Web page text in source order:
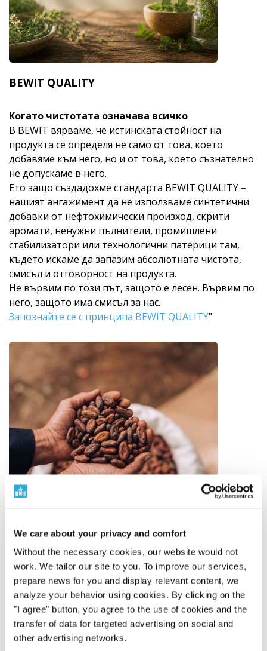
We care about your privacy and comfort
Without the necessary cookies, our website would not
work. We tailor our site to you. To improve our services,
prepare news for you and display relevant content, we
analyze your behavior using cookies. By clicking on the
"I agree" button, you agree to the use of cookies and the
transfer of data for targeted advertising on social and
other advertising networks.
BEWIT QUALITY
Когато чистотата означава всичко
В BEWIT вярваме, че истинската стойност на
продукта се определя не само от това, което
добавяме към него, но и от това, което съзнателно
не допускаме в него.
Ето защо създадохме стандарта BEWIT QUALITY –
нашият ангажимент да не използваме синтетични
добавки от нефтохимически произход, скрити
аромати, ненужни пълнители, промишлени
стабилизатори или технологични патерици там,
където искаме да запазим абсолютната чистота,
смисъл и отговорност на продукта.
Не вървим по този път, защото е лесен. Вървим по
него, защото има смисъл за нас.
Запознайте се с принципа BEWIT QUALITY"
Качествени суровини
От произхода до готовия продуктКачеството
започва от произхода на суровината. Затова